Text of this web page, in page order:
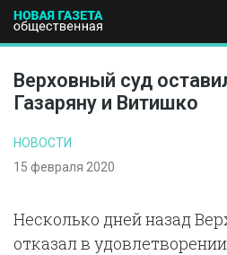
ПОЛИТИКА
Верховный суд
Газаряну и Витишко
НОВОСТИ
15 февраля 2020
Несколько дней назад
отказал в